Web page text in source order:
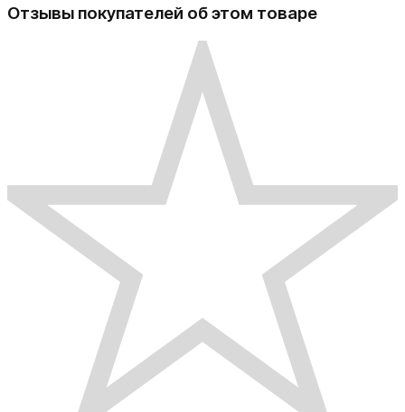
Отзывы покупателей об этом товаре